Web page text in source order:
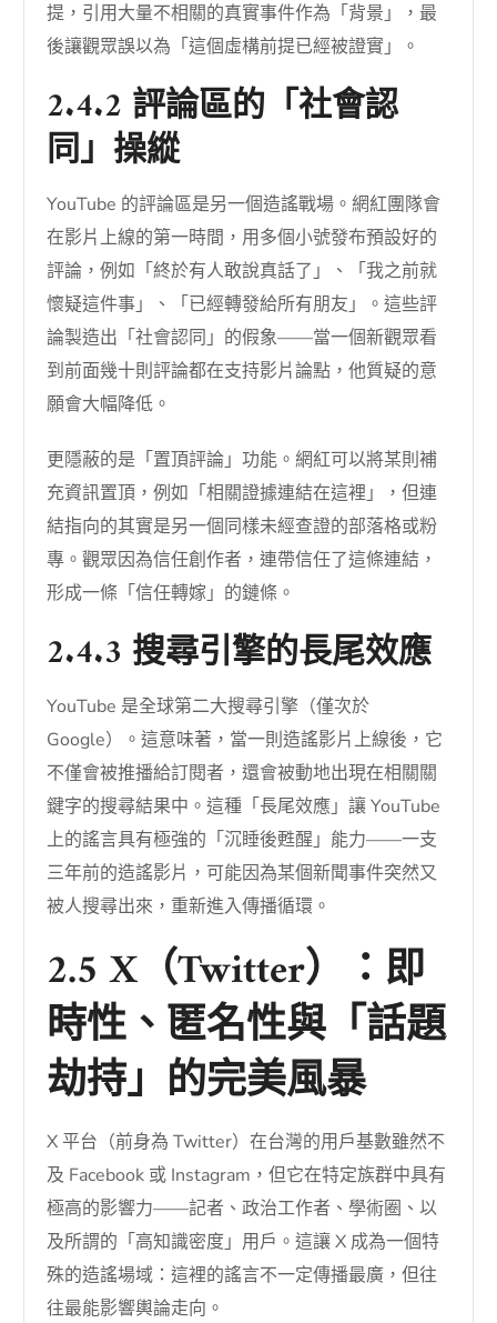
提，引用大量不相關的真實事件作為「背景」，最
後讓觀眾誤以為「這個虛構前提已經被證實」。
2.4.2 評論區的「社會認
同」操縱
YouTube 的評論區是另一個造謠戰場。網紅團隊會
在影片上線的第一時間，用多個小號發布預設好的
評論，例如「終於有人敢說真話了」、「我之前就
懷疑這件事」、「已經轉發給所有朋友」。這些評
論製造出「社會認同」的假象——當一個新觀眾看
到前面幾十則評論都在支持影片論點，他質疑的意
願會大幅降低。
更隱蔽的是「置頂評論」功能。網紅可以將某則補
充資訊置頂，例如「相關證據連結在這裡」，但連
結指向的其實是另一個同樣未經查證的部落格或粉
專。觀眾因為信任創作者，連帶信任了這條連結，
形成一條「信任轉嫁」的鏈條。
2.4.3 搜尋引擎的長尾效應
YouTube 是全球第二大搜尋引擎（僅次於
Google）。這意味著，當一則造謠影片上線後，它
不僅會被推播給訂閱者，還會被動地出現在相關關
鍵字的搜尋結果中。這種「長尾效應」讓 YouTube
上的謠言具有極強的「沉睡後甦醒」能力——一支
三年前的造謠影片，可能因為某個新聞事件突然又
被人搜尋出來，重新進入傳播循環。
2.5 X（Twitter）：即
時性、匿名性與「話題
劫持」的完美風暴
X 平台（前身為 Twitter）在台灣的用戶基數雖然不
及 Facebook 或 Instagram，但它在特定族群中具有
極高的影響力——記者、政治工作者、學術圈、以
及所謂的「高知識密度」用戶。這讓 X 成為一個特
殊的造謠場域：這裡的謠言不一定傳播最廣，但往
往最能影響輿論走向。